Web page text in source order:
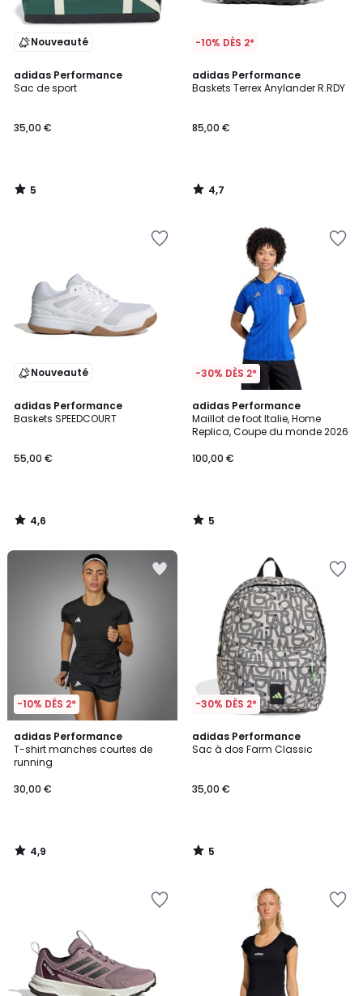
Nouveauté
adidas Performance
Sac de sport
35,00 €
5
/
5
/
-10% DÈS 2*
adidas Performance
Baskets Terrex Anylander R.RDY
85,00 €
4,7
/ 5
4,7
/
Nouveauté
adidas Performance
Baskets SPEEDCOURT
55,00 €
4,6
/ 5
4,6
/
-30% DÈS 2*
adidas Performance
Maillot de foot Italie, Home
Replica, Coupe du monde 2026
100,00 €
5
/
5
5
/
-10% DÈS 2*
adidas Performance
T-shirt manches courtes de
running
30,00 €
4,9
/ 5
4,9
/
-30% DÈS 2*
adidas Performance
Sac à dos Farm Classic
35,00 €
5
/
5
/